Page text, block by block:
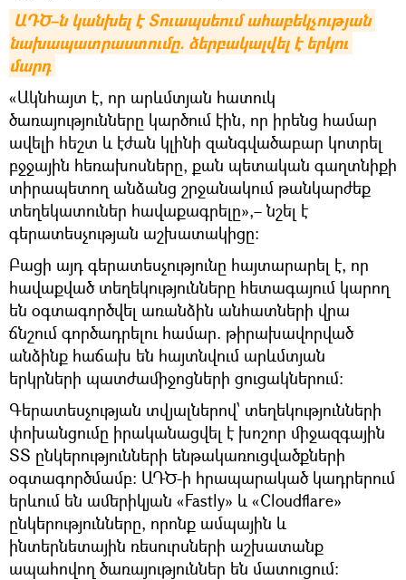
ԱԴԾ–ն կանխել է Տուապսեում ահաբեկչության
նախապատրաստումը. ձերբակալվել է երկու
մարդ
«Ակնհայտ է, որ արևմտյան հատուկ
ծառայությունները կարծում էին, որ իրենց համար
ավելի հեշտ և էժան կլինի զանգվածաբար կոտրել
բջջային հեռախոսները, քան պետական ​​գաղտնիքի
տիրապետող անձանց շրջանակում թանկարժեք
տեղեկատուներ հավաքագրելը»,– նշել է
գերատեսչության աշխատակիցը։
Բացի այդ գերատեսչությունը հայտարարել է, որ
հավաքված տեղեկությունները հետագայում կարող
են օգտագործվել առանձին անհատների վրա
ճնշում գործադրելու համար. թիրախավորված
անձինք հաճախ են հայտնվում արևմտյան
երկրների պատժամիջոցների ցուցակներում։
Գերատեսչության տվյալներով՝ տեղեկությունների
փոխանցումը իրականացվել է խոշոր միջազգային
ՏՏ ընկերությունների ենթակառուցվածքների
օգտագործմամբ։ ԱԴԾ-ի հրապարակած կադրերում
երևում են ամերիկյան «Fastly» և «Cloudflare»
ընկերությունները, որոնք ամպային և
ինտերնետային ռեսուրսների աշխատանք
ապահովող ծառայություններ են մատուցում։